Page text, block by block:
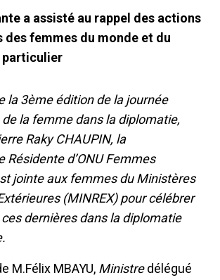
a assisté au rappel des actions
des femmes du monde et du
particulier
la 3ème édition de la journée
la femme dans la diplomatie,
Raky CHAUPIN, la
Résidente d’ONU Femmes
jointe aux femmes du Ministères
(MINREX) pour célébrer
dernières dans la diplomatie
M.Félix MBAYU, Ministredélégué